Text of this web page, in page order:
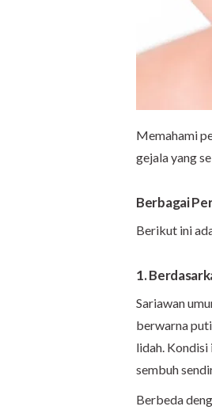
Memahami
gejala yang
Berbagai
Berikut ini
1.
Sariawan
berwarna
lidah.
sembuh
Berbeda